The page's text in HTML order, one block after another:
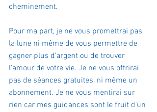
cheminement.
Pour ma part, je ne vous promettrai pas
la lune ni même de vous permettre de
gagner plus d'argent ou de trouver
l'amour de votre vie. Je ne vous offrirai
pas de séances gratuites, ni même un
abonnement. Je ne vous mentirai sur
rien car mes guidances sont le fruit d'un